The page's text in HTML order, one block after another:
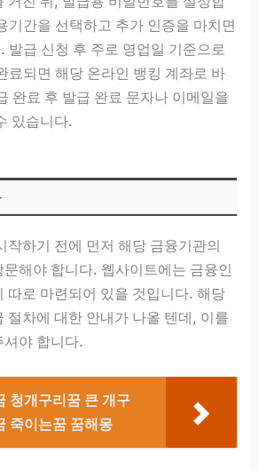
기간을 선택하고 추가 인증을 마치면
발급 신청 후 주로 영업일 기준으로
료되면 해당 온라인 뱅킹 계좌로 바
완료 후 발급 완료 문자나 이메일을
있습니다.
작하기 전에 먼저 해당 금융기관의
해야 합니다. 웹사이트에는 금융인
따로 마련되어 있을 것입니다. 해당
절차에 대한 안내가 나올 텐데, 이를
셔야 합니다.
청개구리꿈 큰 개구
죽이는꿈 꿈해몽